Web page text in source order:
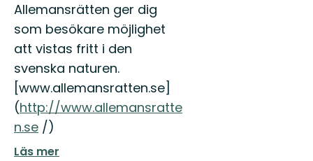
Allemansrätten ger dig
som besökare möjlighet
att vistas fritt i den
svenska naturen.
[www.allemansratten.se]
(http://www.allemansratte
n.se /)
Läs mer